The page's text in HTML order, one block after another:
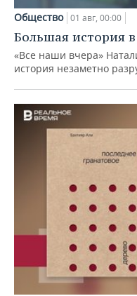
Общество 01 авг, 00:00
Большая история
«Все наши вчера»
история незаметно